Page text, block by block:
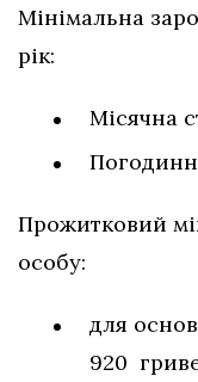
Мінімальна
рік:
Місячна
Прожитковий
особу:
для
920